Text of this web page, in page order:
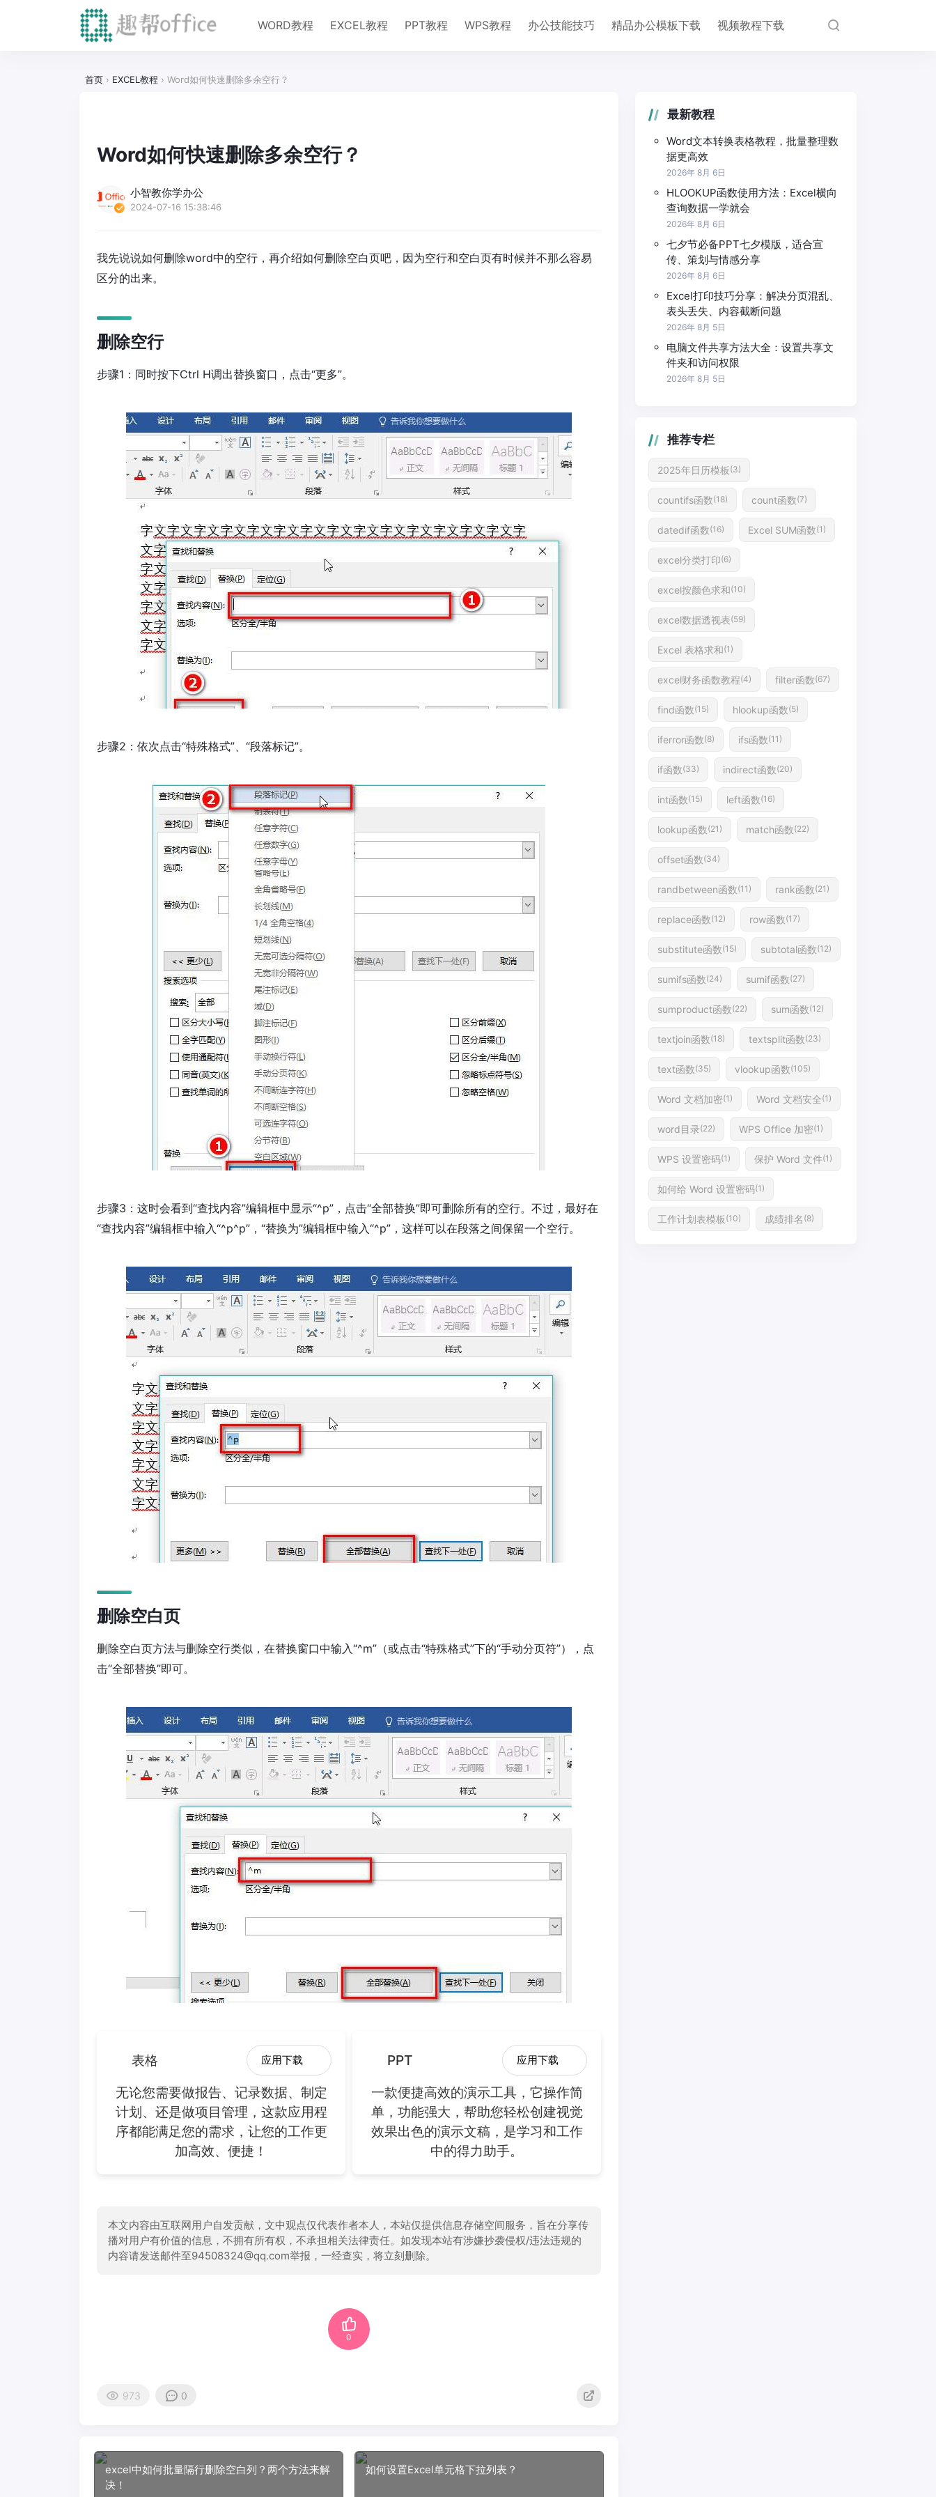
WORD教程 EXCEL教程 PPT教程 WPS教程 办公技能技巧 精品办公模板下载 视频教程下载
首页 › EXCEL教程 › Word如何快速删除多余空行？
Word如何快速删除多余空行？
小智教你学办公
2024-07-16 15:38:46
我先说说如何删除word中的空行，再介绍如何删除空白页吧，因为空行和空白页有时候并不那么容易
区分的出来。
删除空行
步骤1：同时按下Ctrl H调出替换窗口，点击“更多”。
步骤2：依次点击“特殊格式”、“段落标记”。
步骤3：这时会看到“查找内容”编辑框中显示“^p”，点击“全部替换”即可删除所有的空行。不过，最好在
“查找内容”编辑框中输入“^p^p”，“替换为”编辑框中输入“^p”，这样可以在段落之间保留一个空行。
删除空白页
删除空白页方法与删除空行类似，在替换窗口中输入“^m”（或点击“特殊格式”下的“手动分页符”），点
击“全部替换”即可。
表格 应用下载
无论您需要做报告、记录数据、制定
计划、还是做项目管理，这款应用程
序都能满足您的需求，让您的工作更
加高效、便捷！
PPT 应用下载
一款便捷高效的演示工具，它操作简
单，功能强大，帮助您轻松创建视觉
效果出色的演示文稿，是学习和工作
中的得力助手。
本文内容由互联网用户自发贡献，文中观点仅代表作者本人，本站仅提供信息存储空间服务，旨在分享传
播对用户有价值的信息，不拥有所有权，不承担相关法律责任。如发现本站有涉嫌抄袭侵权/违法违规的
内容请发送邮件至94508324@qq.com举报，一经查实，将立刻删除。
0
973 0
excel中如何批量隔行删除空白列？两个方法来解
决！
如何设置Excel单元格下拉列表？
最新教程
Word文本转换表格教程，批量整理数
据更高效
2026年 8月 6日
HLOOKUP函数使用方法：Excel横向
查询数据一学就会
2026年 8月 6日
七夕节必备PPT七夕模版，适合宣
传、策划与情感分享
2026年 8月 6日
Excel打印技巧分享：解决分页混乱、
表头丢失、内容截断问题
2026年 8月 5日
电脑文件共享方法大全：设置共享文
件夹和访问权限
2026年 8月 5日
推荐专栏
2025年日历模板 (3)
countifs函数(18) count函数(7)
datedif函数(16) Excel SUM函数(1)
excel分类打印(6)
excel按颜色求和(10)
excel数据透视表(59)
Excel 表格求和(1)
excel财务函数教程(4) filter函数(67)
find函数(15) hlookup函数(5)
iferror函数(8) ifs函数(11)
if函数(33) indirect函数(20)
int函数(15) left函数(16)
lookup函数(21) match函数(22)
offset函数(34)
randbetween函数(11) rank函数(21)
replace函数(12) row函数(17)
substitute函数(15) subtotal函数(12)
sumifs函数(24) sumif函数(27)
sumproduct函数(22) sum函数(12)
textjoin函数(18) textsplit函数(23)
text函数(35) vlookup函数(105)
Word 文档加密(1) Word 文档安全(1)
word目录(22) WPS Office 加密(1)
WPS 设置密码(1) 保护 Word 文件(1)
如何给 Word 设置密码(1)
工作计划表模板 (10) 成绩排名 (8)